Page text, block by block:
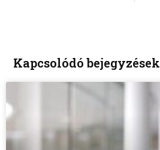
Kapcsolódó bejegyzések